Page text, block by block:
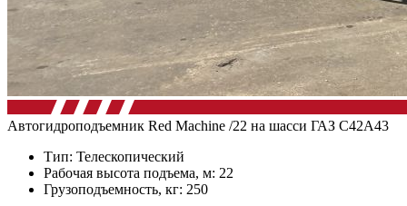
Автогидроподъемник Red Machine /22 на шасси ГАЗ C42А43
Тип: Телескопический
Рабочая высота подъема, м: 22
Грузоподъемность, кг: 250